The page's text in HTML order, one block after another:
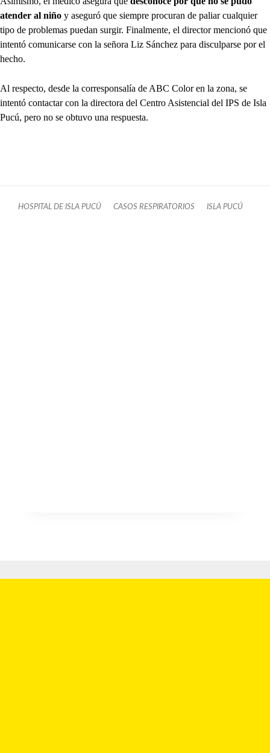
atender al niño y aseguró que siempre procuran de paliar cualquier
tipo de problemas puedan surgir. Finalmente, el director mencionó que
intentó comunicarse con la señora Liz Sánchez para disculparse por el
hecho.
Al respecto, desde la corresponsalía de ABC Color en la zona, se
intentó contactar con la directora del Centro Asistencial del IPS de Isla
Pucú, pero no se obtuvo una respuesta.
HOSPITAL DE ISLA PUCÚ CASOS RESPIRATORIOS ISLA PUCÚ